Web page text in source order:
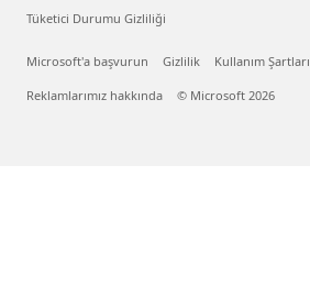
Tüketici Durumu Gizliliği
Microsoft'a başvurun Gizlilik Kullanım Şartları
Reklamlarımız hakkında © Microsoft 2026